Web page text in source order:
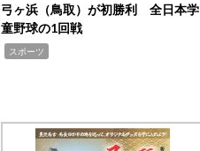
弓ヶ浜（鳥取）が初勝利 全日本学
童野球の1回戦
スポーツ